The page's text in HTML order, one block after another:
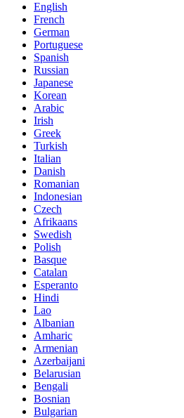
English
French
German
Portuguese
Spanish
Russian
Japanese
Korean
Arabic
Irish
Greek
Turkish
Italian
Danish
Romanian
Indonesian
Czech
Afrikaans
Swedish
Polish
Basque
Catalan
Esperanto
Hindi
Lao
Albanian
Amharic
Armenian
Azerbaijani
Belarusian
Bengali
Bosnian
Bulgarian